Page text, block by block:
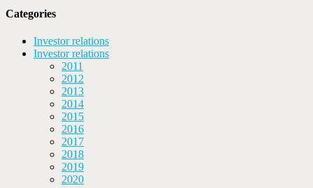
Categories
Investor relations
Investor relations
2011
2012
2013
2014
2015
2016
2017
2018
2019
2020